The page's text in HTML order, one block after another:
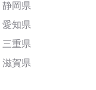
静岡県
愛知県
三重県
滋賀県